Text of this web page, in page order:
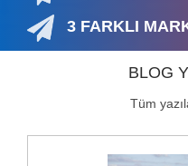
3 FARKLI
BLOG
Tüm